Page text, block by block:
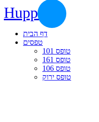
Huppert
דף הבית
טפסים
טופס 101
טופס 161
טופס 106
טופס ירוק